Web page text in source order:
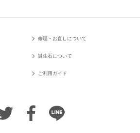
修理・お直しについて
誕生石について
ご利用ガイド